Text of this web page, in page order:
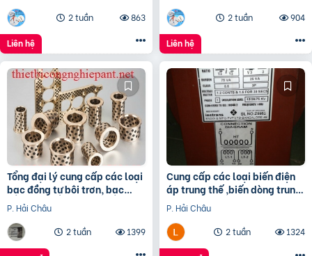
2 tuần 863
Liên hệ
2 tuần 904
Liên hệ
Tổng đại lý cung cấp các loại
bạc đồng tự bôi trơn, bạc
cầu, bạc Graphite
P. Hải Châu
2 tuần
1399
Cung cấp các loại biến điện
áp trung thế ,biến dòng trung
thế, tụ bù trung thế
P. Hải Châu
2 tuần
1324